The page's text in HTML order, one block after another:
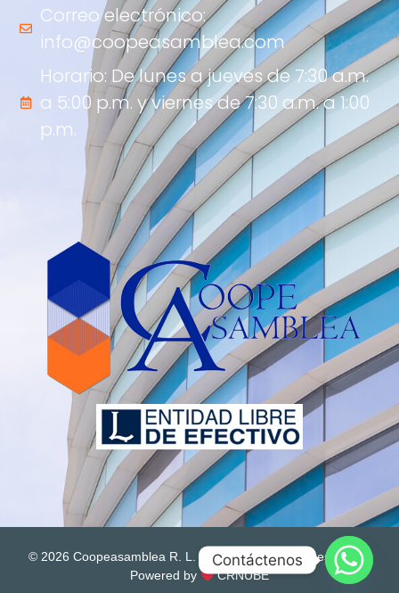
Correo electrónico:
info@coopeasamblea.com
Horario: De lunes a jueves de 7:30 a.m.
a 5:00 p.m. y viernes de 7:30 a.m. a 1:00
p.m.
© 2026 Coopeasamblea R. L. Todos los derechos resevados
Powered by
CRNUBE
Contáctenos